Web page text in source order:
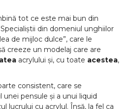
tot ce este mai bun din
din domeniul unghiilor
de mijloc dulce”, care le
creeze un modelaj care are
acrylului și, cu toate acestea,
consistent, care se
pensule și a unui liquid
lucrului cu acrylul. Însă, la fel ca